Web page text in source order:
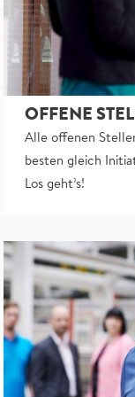
OFFENE
Alle offenen
besten gleich
Los geht’s!